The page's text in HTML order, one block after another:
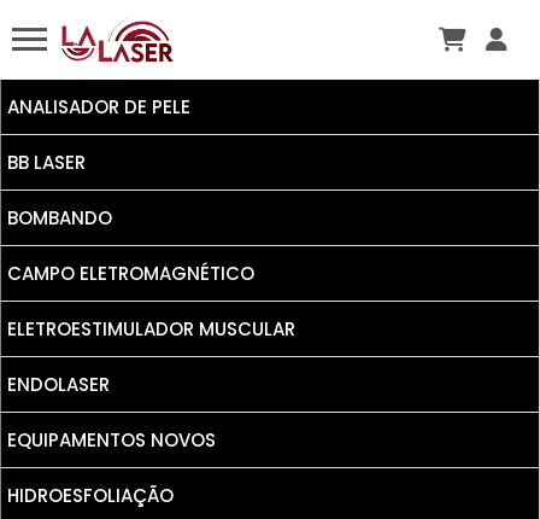
ANALISADOR DE PELE
BB LASER
BOMBANDO
CAMPO ELETROMAGNÉTICO
ELETROESTIMULADOR MUSCULAR
ENDOLASER
EQUIPAMENTOS NOVOS
HIDROESFOLIAÇÃO